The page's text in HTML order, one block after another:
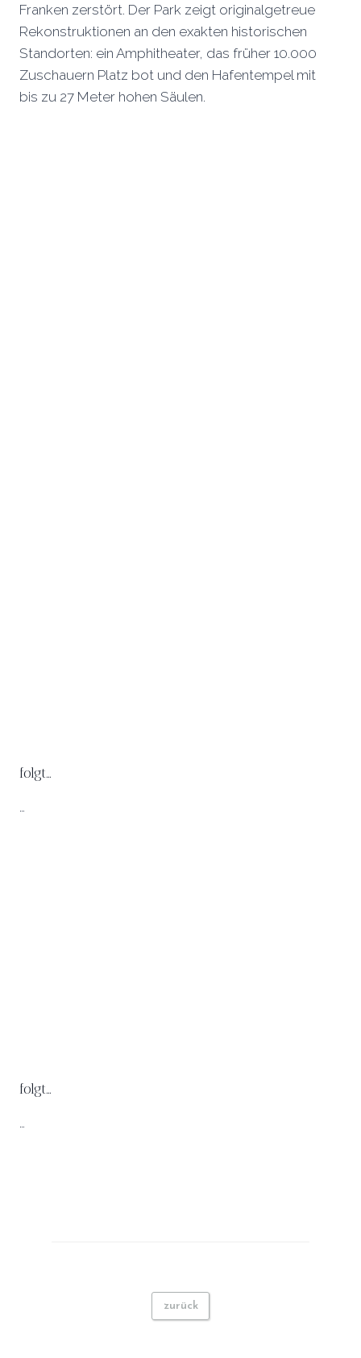
Franken zerstört. Der Park zeigt originalgetreue
Rekonstruktionen an den exakten historischen
Standorten: ein Amphitheater, das früher 10.000
Zuschauern Platz bot und den Hafentempel mit
bis zu 27 Meter hohen Säulen.
folgt…
…
folgt…
…
zurück